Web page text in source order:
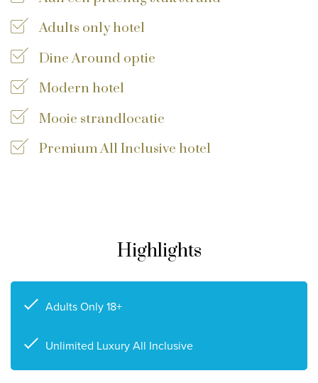
Adults only hotel
Dine Around optie
Modern hotel
Mooie strandlocatie
Premium All Inclusive hotel
Highlights
Adults Only 18+
Unlimited Luxury All Inclusive